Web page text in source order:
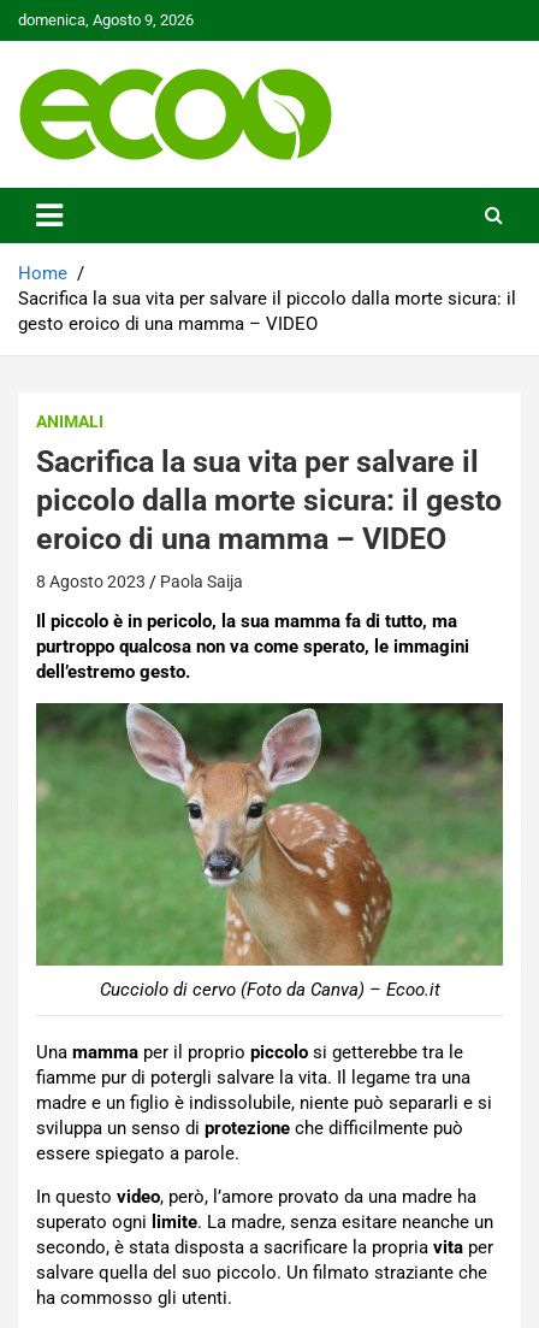
Skip
to
domenica, Agosto 9, 2026
Ecoo.it
Home
Sacrifica la sua vita per salvare il piccolo dalla morte sicura: il
gesto eroico di una mamma – VIDEO
ANIMALI
Sacrifica la sua vita per salvare il
piccolo dalla morte sicura: il gesto
eroico di una mamma – VIDEO
8 Agosto 2023 Paola Saija
Il piccolo è in pericolo, la sua mamma fa di tutto, ma
purtroppo qualcosa non va come sperato, le immagini
dell’estremo gesto.
Cucciolo di cervo (Foto da Canva) – Ecoo.it
Una mamma per il proprio piccolo si getterebbe tra le
fiamme pur di potergli salvare la vita. Il legame tra una
madre e un figlio è indissolubile, niente può separarli e si
sviluppa un senso di protezione che difficilmente può
essere spiegato a parole.
In questo video, però, l’amore provato da una madre ha
superato ogni limite. La madre, senza esitare neanche un
secondo, è stata disposta a sacrificare la propria vita per
salvare quella del suo piccolo. Un filmato straziante che
ha commosso gli utenti.